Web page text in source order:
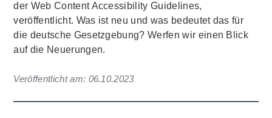
der Web Content Accessibility Guidelines,
veröffentlicht. Was ist neu und was bedeutet das für
die deutsche Gesetzgebung? Werfen wir einen Blick
auf die Neuerungen.
Veröffentlicht am: 06.10.2023